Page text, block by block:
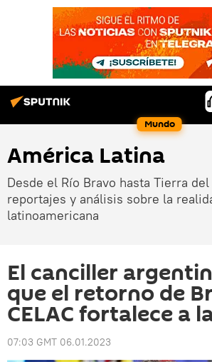
Mundo
América Latina
Desde el Río Bravo hasta Tierra
reportajes y análisis sobre la
latinoamericana
El canciller
que el retorno de
CELAC fortalece a
07:03 GMT 06.01.2023